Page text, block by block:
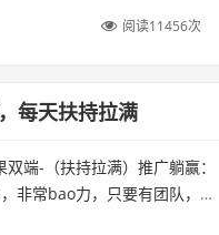
阅读11456次
每天扶持拉满
端-（扶持拉满）推广躺赢：
非常bao力，只要有团队，天